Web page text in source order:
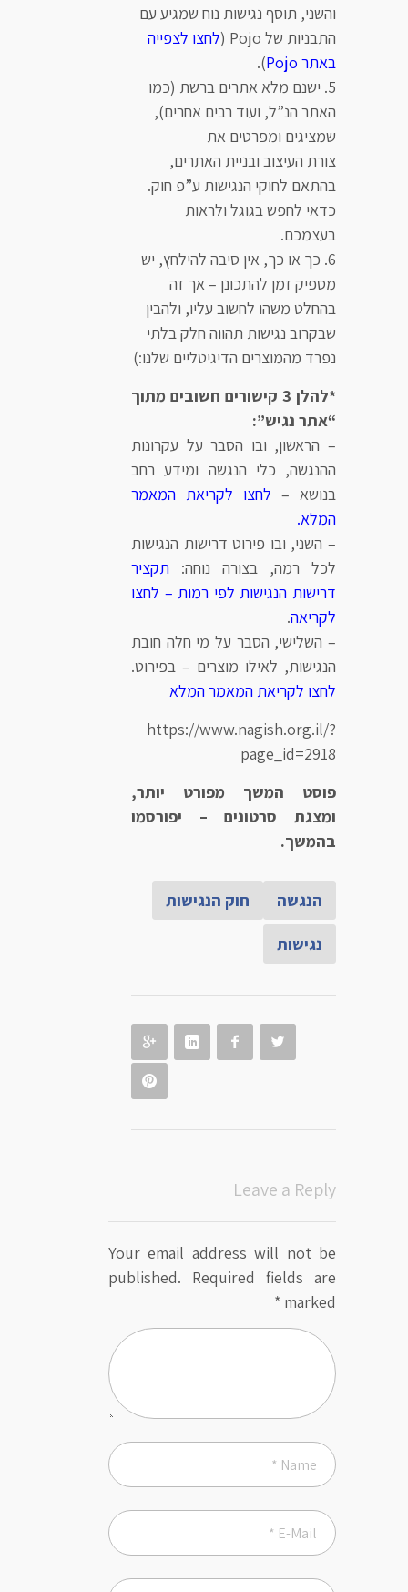
והשני, תוסף נגישות נוח שמגיע עם
התבניות של Pojo (
לחצו לצפייה
באתר Pojo
).
ישנם מלא אתרים ברשת (כמו
האתר הנ”ל, ועוד רבים אחרים),
שמציגים ומפרטים את
צורת העיצוב ובניית האתרים,
בהתאם לחוקי הנגישות ע”פ חוק.
כדאי לחפש בגוגל ולראות
בעצמכם.
כך או כך, אין סיבה להילחץ, יש
מספיק זמן להתכונן – אך זה
בהחלט משהו לחשוב עליו, ולהבין
שבקרוב נגישות תהווה חלק בלתי
נפרד מהמוצרים הדיגיטליים שלנו:)
*להלן 3 קישורים חשובים מתוך
“אתר נגיש”:
– הראשון, ובו הסבר על עקרונות
ההנגשה, כלי הנגשה ומידע רחב
בנושא – לחצו לקריאת המאמר
המלא.
– השני, ובו פירוט דרישות הנגישות
לכל רמה, בצורה נוחה: תקציר
דרישות הנגישות לפי רמות – לחצו
לקריאה.
– השלישי, הסבר על מי חלה חובת
הנגישות, לאילו מוצרים – בפירוט.
לחצו לקריאת המאמר המלא
https://www.nagish.org.il/?
page_id=2918
פוסט המשך מפורט יותר,
ומצגת סרטונים – יפורסמו
בהמשך.
הנגשה חוק הנגישות
נגישות
Leave a Reply
Your email address will not be
published.
Required fields are
marked
*